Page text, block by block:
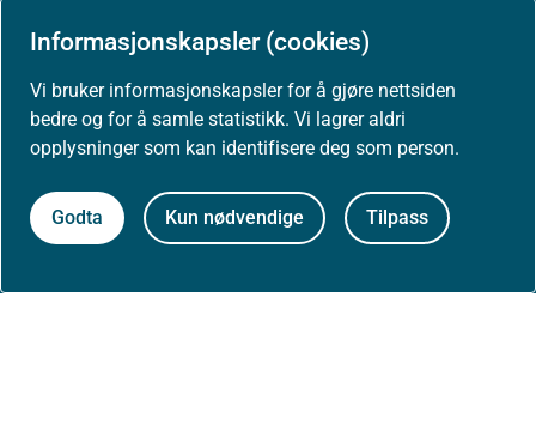
Informasjonskapsler (cookies)
Vi bruker informasjonskapsler for å gjøre nettsiden
bedre og for å samle statistikk. Vi lagrer aldri
opplysninger som kan identifisere deg som person.
Godta Kun nødvendige Tilpass
Arrangementer